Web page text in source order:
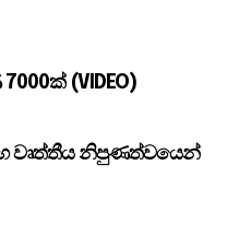
(VIDEO)
වෘත්තීය නිපුණත්වයෙන්